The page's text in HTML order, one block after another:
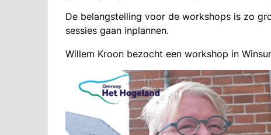
De belangstelling voor de workshops is zo
sessies gaan inplannen.
Willem Kroon bezocht een workshop in